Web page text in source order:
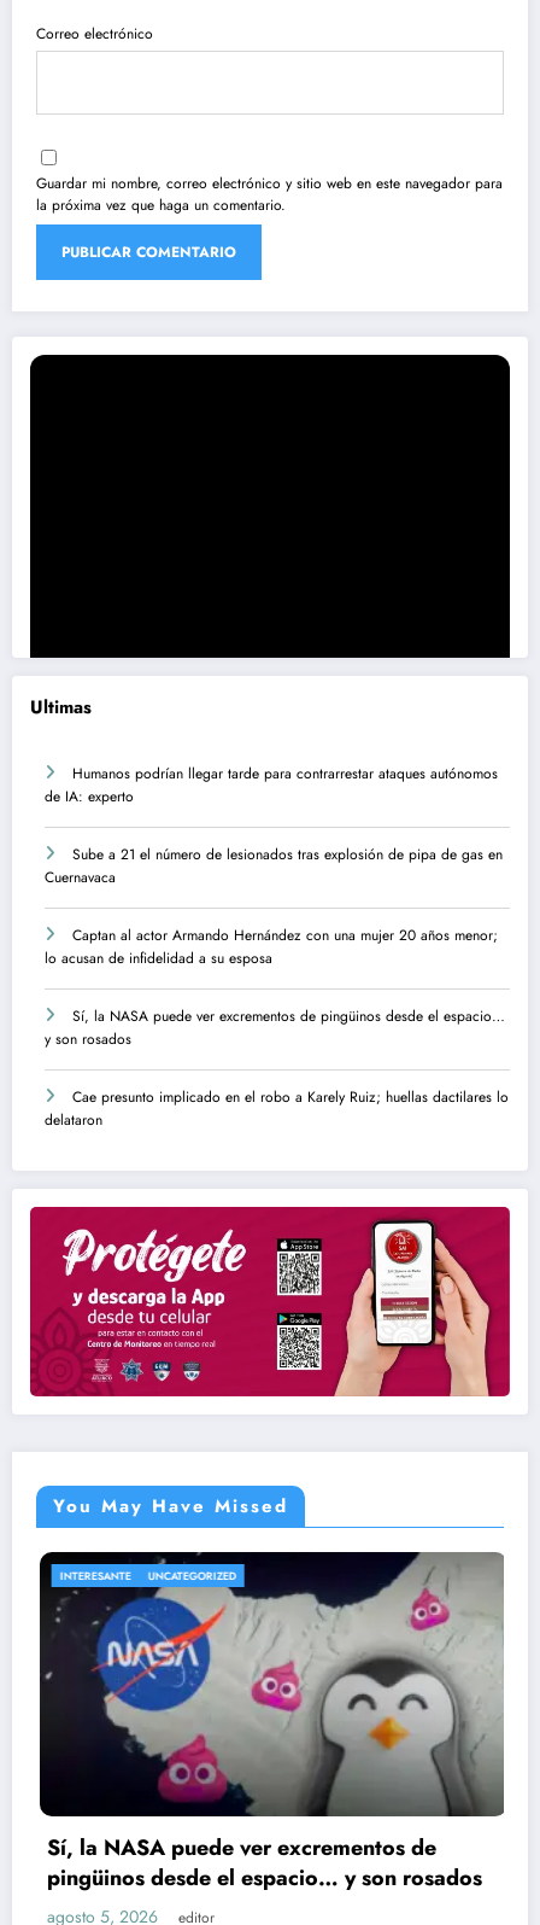
Correo electrónico
Guardar mi nombre, correo electrónico y sitio web en este navegador para
la próxima vez que haga un comentario.
Ultimas
Humanos podrían llegar tarde para contrarrestar ataques autónomos
de IA: experto
Sube a 21 el número de lesionados tras explosión de pipa de gas en
Cuernavaca
Captan al actor Armando Hernández con una mujer 20 años menor;
lo acusan de infidelidad a su esposa
Sí, la NASA puede ver excrementos de pingüinos desde el espacio…
y son rosados
Cae presunto implicado en el robo a Karely Ruiz; huellas dactilares lo
delataron
You May Have Missed
UNCATEGORIZED
puede ver excrementos de
desde el espacio… y son rosados
editor
Ruiz;